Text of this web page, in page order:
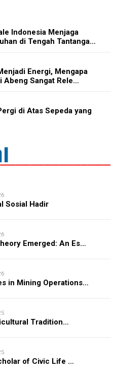
Indonesia Menjaga
di Tengah Tantanga…
Energi, Mengapa
Abeng Sangat Rele…
di Atas Sepeda yang
Sosial Hadir
Emerged: An Es…
in Mining Operations…
Tradition…
of Civic Life …